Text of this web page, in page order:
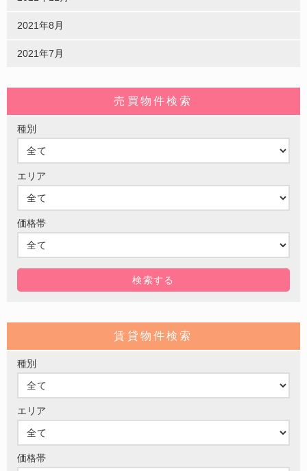
2021年8月
2021年7月
売買物件検索
種別
エリア
価格帯
賃貸物件検索
種別
エリア
価格帯